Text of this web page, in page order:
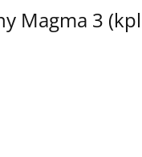
Magma 3